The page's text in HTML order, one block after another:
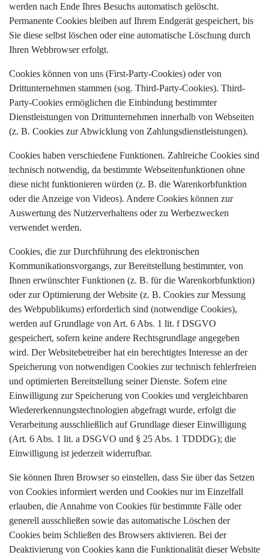
werden nach Ende Ihres Besuchs automatisch gelöscht.
Permanente Cookies bleiben auf Ihrem Endgerät gespeichert, bis
Sie diese selbst löschen oder eine automatische Löschung durch
Ihren Webbrowser erfolgt.
Cookies können von uns (First-Party-Cookies) oder von
Drittunternehmen stammen (sog. Third-Party-Cookies). Third-
Party-Cookies ermöglichen die Einbindung bestimmter
Dienstleistungen von Drittunternehmen innerhalb von Webseiten
(z. B. Cookies zur Abwicklung von Zahlungsdienstleistungen).
Cookies haben verschiedene Funktionen. Zahlreiche Cookies sind
technisch notwendig, da bestimmte Webseitenfunktionen ohne
diese nicht funktionieren würden (z. B. die Warenkorbfunktion
oder die Anzeige von Videos). Andere Cookies können zur
Auswertung des Nutzerverhaltens oder zu Werbezwecken
verwendet werden.
Cookies, die zur Durchführung des elektronischen
Kommunikationsvorgangs, zur Bereitstellung bestimmter, von
Ihnen erwünschter Funktionen (z. B. für die Warenkorbfunktion)
oder zur Optimierung der Website (z. B. Cookies zur Messung
des Webpublikums) erforderlich sind (notwendige Cookies),
werden auf Grundlage von Art. 6 Abs. 1 lit. f DSGVO
gespeichert, sofern keine andere Rechtsgrundlage angegeben
wird. Der Websitebetreiber hat ein berechtigtes Interesse an der
Speicherung von notwendigen Cookies zur technisch fehlerfreien
und optimierten Bereitstellung seiner Dienste. Sofern eine
Einwilligung zur Speicherung von Cookies und vergleichbaren
Wiedererkennungstechnologien abgefragt wurde, erfolgt die
Verarbeitung ausschließlich auf Grundlage dieser Einwilligung
(Art. 6 Abs. 1 lit. a DSGVO und § 25 Abs. 1 TDDDG); die
Einwilligung ist jederzeit widerrufbar.
Sie können Ihren Browser so einstellen, dass Sie über das Setzen
von Cookies informiert werden und Cookies nur im Einzelfall
erlauben, die Annahme von Cookies für bestimmte Fälle oder
generell ausschließen sowie das automatische Löschen der
Cookies beim Schließen des Browsers aktivieren. Bei der
Deaktivierung von Cookies kann die Funktionalität dieser Website